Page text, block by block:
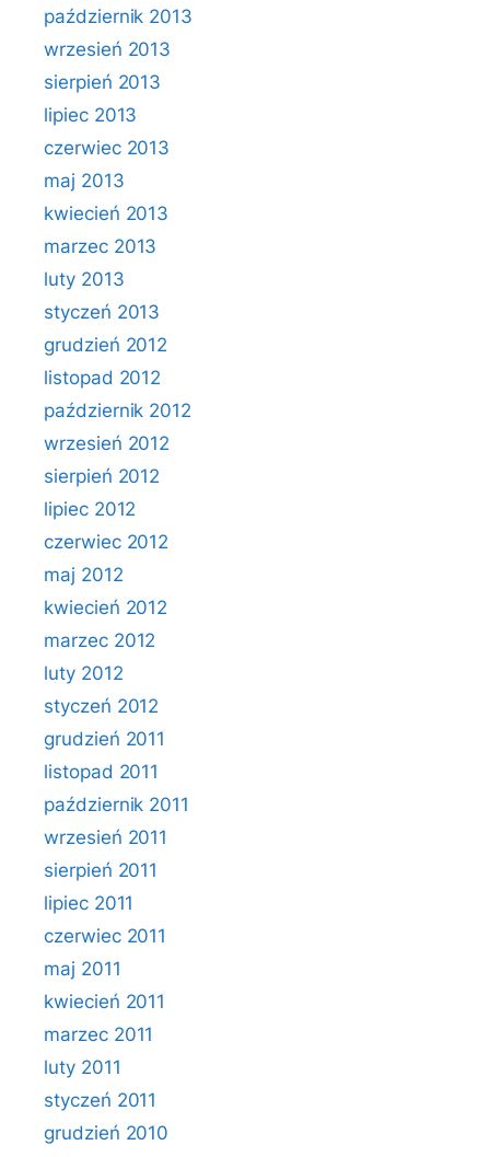
październik 2013
wrzesień 2013
sierpień 2013
lipiec 2013
czerwiec 2013
maj 2013
kwiecień 2013
marzec 2013
luty 2013
styczeń 2013
grudzień 2012
listopad 2012
październik 2012
wrzesień 2012
sierpień 2012
lipiec 2012
czerwiec 2012
maj 2012
kwiecień 2012
marzec 2012
luty 2012
styczeń 2012
grudzień 2011
listopad 2011
październik 2011
wrzesień 2011
sierpień 2011
lipiec 2011
czerwiec 2011
maj 2011
kwiecień 2011
marzec 2011
luty 2011
styczeń 2011
grudzień 2010